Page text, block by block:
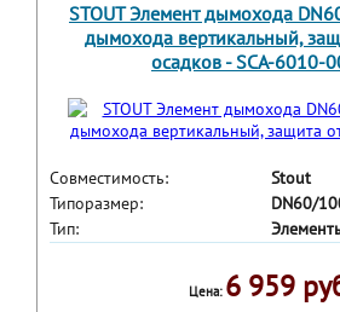
STOUT Элемент дымохода
дымохода вертикальный,
осадков - SCA-6010-
Совместимость:
Stout
Типоразмер:
DN60/
Тип:
Цена: 6 959